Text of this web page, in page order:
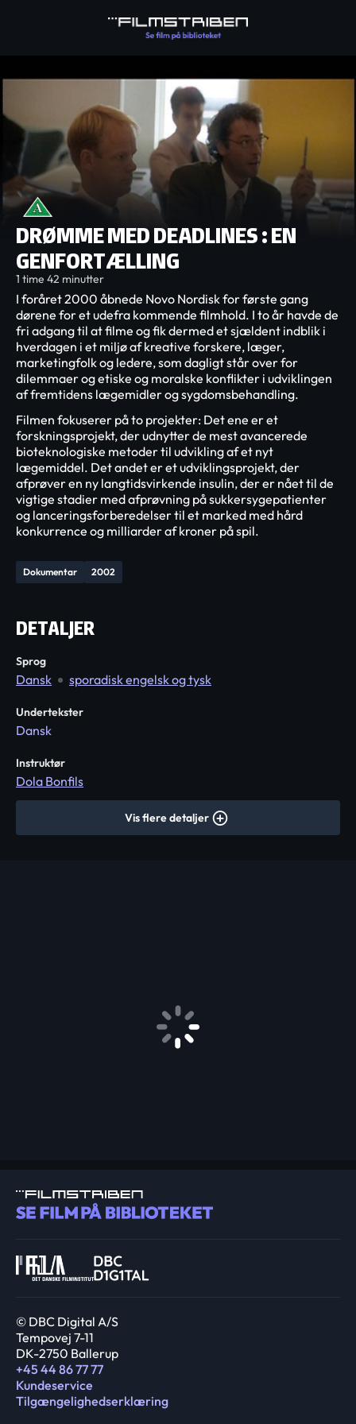
DRØMME MED DEADLINES : EN
GENFORTÆLLING
1 time 42 minutter
Dokumentar 2002
I foråret 2000 åbnede Novo Nordisk for første gang
dørene for et udefra kommende filmhold. I to år havde de
fri adgang til at filme og fik dermed et sjældent indblik i
hverdagen i et miljø af kreative forskere, læger,
marketingfolk og ledere, som dagligt står over for
dilemmaer og etiske og moralske konflikter i udviklingen
af fremtidens lægemidler og sygdomsbehandling.
Filmen fokuserer på to projekter: Det ene er et
forskningsprojekt, der udnytter de mest avancerede
bioteknologiske metoder til udvikling af et nyt
lægemiddel. Det andet er et udviklingsprojekt, der
afprøver en ny langtidsvirkende insulin, der er nået til de
vigtige stadier med afprøvning på sukkersygepatienter
og lanceringsforberedelser til et marked med hård
konkurrence og milliarder af kroner på spil.
DETALJER
Sprog
Dansk sporadisk engelsk og tysk
Undertekster
Dansk
Instruktør
Dola Bonfils
Vis flere detaljer
© DBC Digital A/S
Tempovej 7-11
DK-2750 Ballerup
+45 44 86 77 77
Kundeservice
Tilgængelighedserklæring